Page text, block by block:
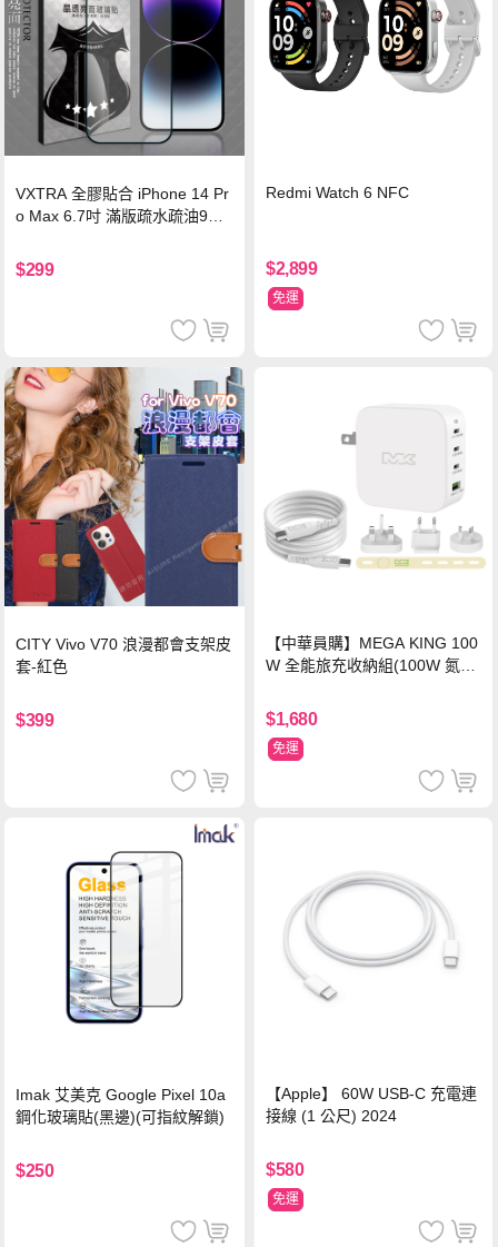
VXTRA 全膠貼合 iPhone 14 Pr
o Max 6.7吋 滿版疏水疏油9H
$299
Redmi Watch 6 NFC
$2,899
免運
CITY Vivo V70 浪漫都會支架皮
套-紅色
$399
【中華員購】MEGA KING 100
W 全能旅充收納組(100W 氮化
萬國轉接器)
$1,680
免運
Imak 艾美克 Google Pixel 10a
鋼化玻璃貼(黑邊)(可指紋解鎖)
$250
【Apple】 60W USB-C 充電連
接線 (1 公尺) 2024
$580
免運